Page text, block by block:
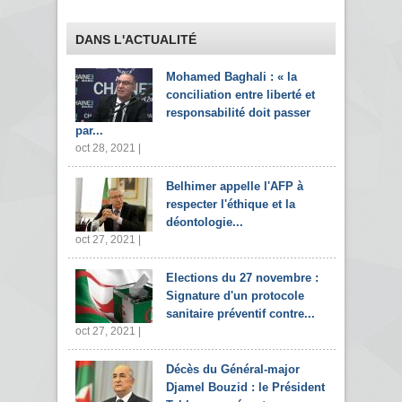
DANS L'ACTUALITÉ
Mohamed Baghali : « la
conciliation entre liberté et
responsabilité doit passer
par...
oct 28, 2021 |
Belhimer appelle l'AFP à
respecter l'éthique et la
déontologie...
oct 27, 2021 |
Elections du 27 novembre :
Signature d'un protocole
sanitaire préventif contre...
oct 27, 2021 |
Décès du Général-major
Djamel Bouzid : le Président